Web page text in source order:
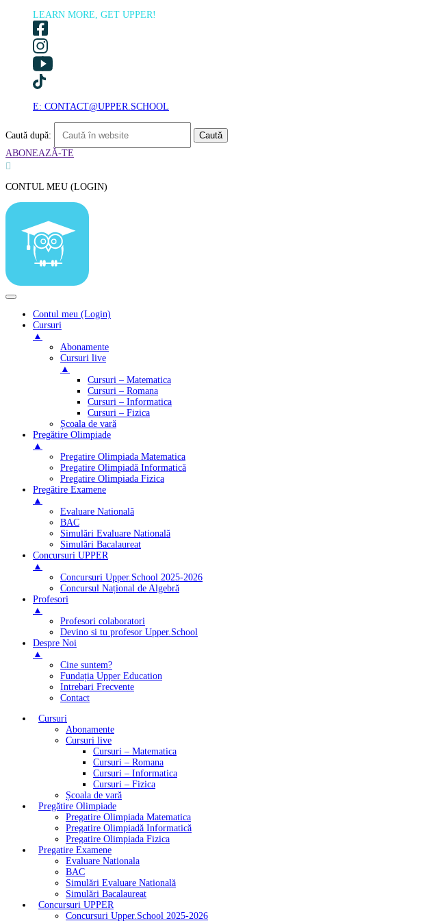
LEARN MORE, GET UPPER!
E: CONTACT@UPPER.SCHOOL
Caută după:
ABONEAZĂ-TE

CONTUL MEU (LOGIN)
Contul meu (Login)
Cursuri
▲
Abonamente
Cursuri live
▲
Cursuri – Matematica
Cursuri – Romana
Cursuri – Informatica
Cursuri – Fizica
Școala de vară
Pregătire Olimpiade
▲
Pregatire Olimpiada Matematica
Pregatire Olimpiadă Informatică
Pregatire Olimpiada Fizica
Pregătire Examene
▲
Evaluare Natională
BAC
Simulări Evaluare Natională
Simulări Bacalaureat
Concursuri UPPER
▲
Concursuri Upper.School 2025-2026
Concursul Național de Algebră
Profesori
▲
Profesori colaboratori
Devino si tu profesor Upper.School
Despre Noi
▲
Cine suntem?
Fundația Upper Education
Intrebari Frecvente
Contact
Cursuri
Abonamente
Cursuri live
Cursuri – Matematica
Cursuri – Romana
Cursuri – Informatica
Cursuri – Fizica
Școala de vară
Pregătire Olimpiade
Pregatire Olimpiada Matematica
Pregatire Olimpiadă Informatică
Pregatire Olimpiada Fizica
Pregatire Examene
Evaluare Nationala
BAC
Simulări Evaluare Natională
Simulări Bacalaureat
Concursuri UPPER
Concursuri Upper.School 2025-2026